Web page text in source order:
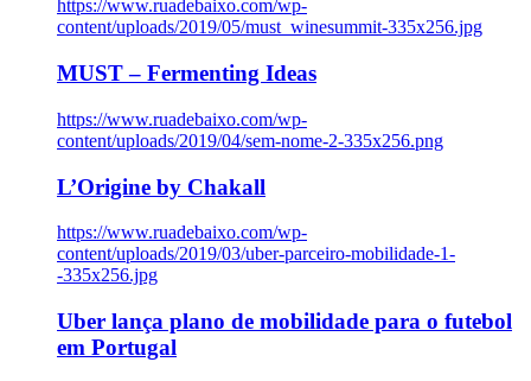
https://www.ruadebaixo.com/wp-
content/uploads/2019/05/must_winesummit-335x256.jpg
MUST – Fermenting Ideas
https://www.ruadebaixo.com/wp-
content/uploads/2019/04/sem-nome-2-335x256.png
L’Origine by Chakall
https://www.ruadebaixo.com/wp-
content/uploads/2019/03/uber-parceiro-mobilidade-1-
-335x256.jpg
Uber lança plano de mobilidade para o futebol
em Portugal